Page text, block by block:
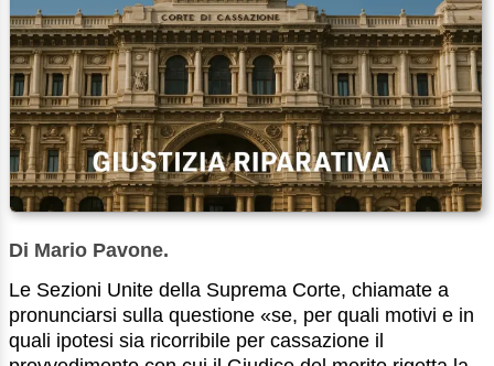
Di Mario Pavone.
Le Sezioni Unite della Suprema Corte, chiamate a
pronunciarsi sulla questione «se, per quali motivi e in
quali ipotesi sia ricorribile per cassazione il